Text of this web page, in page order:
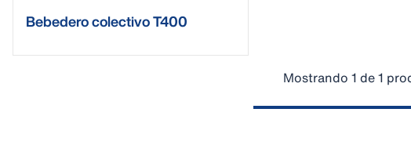
Bebedero colectivo T400
Mostrando 1 de 1